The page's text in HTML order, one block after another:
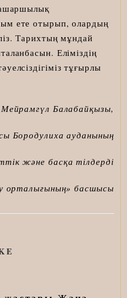
ете отырып, олардың
Тарихтың мұндай
Еліміздің
тұғырлы
Балабайқызы,
Бородулиха ауданының
және басқа тілдерді
орталығының» басшысы